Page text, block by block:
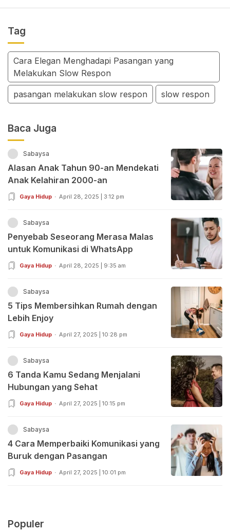
Tag
Cara Elegan Menghadapi Pasangan yang
Melakukan Slow Respon
pasangan melakukan slow respon slow respon
Baca Juga
Sabaysa
Alasan Anak Tahun 90-an Mendekati
Anak Kelahiran 2000-an
Gaya Hidup April 28, 2025 | 3:12 pm
Sabaysa
Penyebab Seseorang Merasa Malas
untuk Komunikasi di WhatsApp
Gaya Hidup April 28, 2025 | 9:35 am
Sabaysa
5 Tips Membersihkan Rumah dengan
Lebih Enjoy
Gaya Hidup April 27, 2025 | 10:28 pm
Sabaysa
6 Tanda Kamu Sedang Menjalani
Hubungan yang Sehat
Gaya Hidup April 27, 2025 | 10:15 pm
Sabaysa
4 Cara Memperbaiki Komunikasi yang
Buruk dengan Pasangan
Gaya Hidup April 27, 2025 | 10:01 pm
Populer